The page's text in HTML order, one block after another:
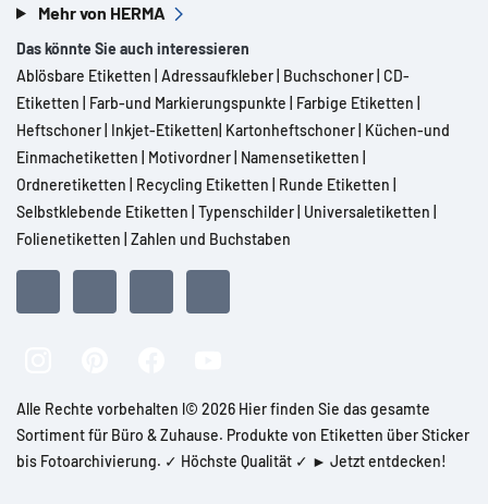
Mehr von HERMA
Das könnte Sie auch interessieren
Ablösbare Etiketten Adressaufkleber Buchschoner CD-
Etiketten
Farb-und Markierungspunkte Farbige Etiketten
Heftschoner Inkjet-Etiketten Kartonheftschoner Küchen-und
Einmachetiketten
Motivordner Namensetiketten
Ordneretiketten
Recycling Etiketten Runde Etiketten
Selbstklebende Etiketten Typenschilder Universaletiketten
Folienetiketten Zahlen und Buchstaben
Alle Rechte vorbehalten l© 2026 Hier finden Sie das gesamte
Sortiment für Büro & Zuhause. Produkte von Etiketten über Sticker
bis Fotoarchivierung. ✓ Höchste Qualität ✓ ► Jetzt entdecken!